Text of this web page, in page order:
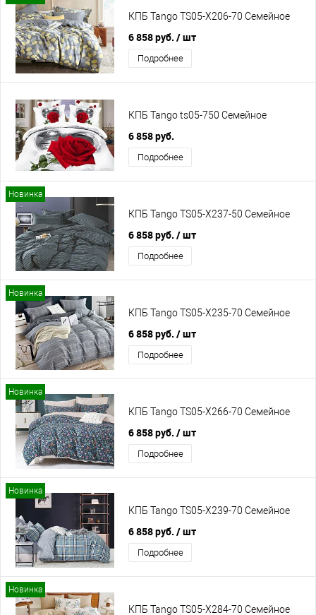
КПБ Tango TS05-X206-70 Семейное
6 858 руб. / шт
Подробнее
КПБ Tango ts05-750 Семейное
6 858 руб.
Подробнее
Новинка
КПБ Tango TS05-X237-50 Семейное
6 858 руб. / шт
Подробнее
Новинка
КПБ Tango TS05-X235-70 Семейное
6 858 руб. / шт
Подробнее
Новинка
КПБ Tango TS05-X266-70 Семейное
6 858 руб. / шт
Подробнее
Новинка
КПБ Tango TS05-X239-70 Семейное
6 858 руб. / шт
Подробнее
Новинка
КПБ Tango TS05-X284-70 Семейное